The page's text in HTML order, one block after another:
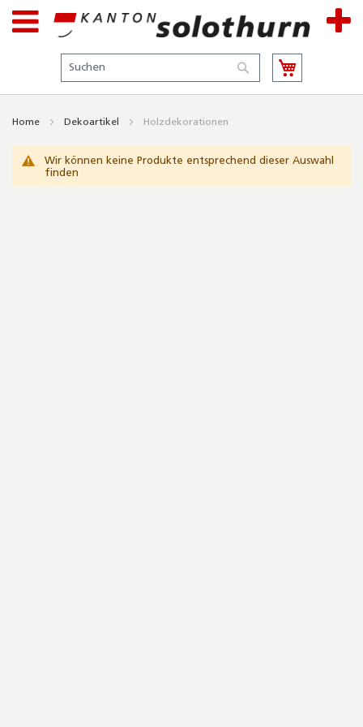
Suche
Suche
Home Dekoartikel Holzdekorationen
Wir können keine Produkte entsprechend dieser Auswahl
finden